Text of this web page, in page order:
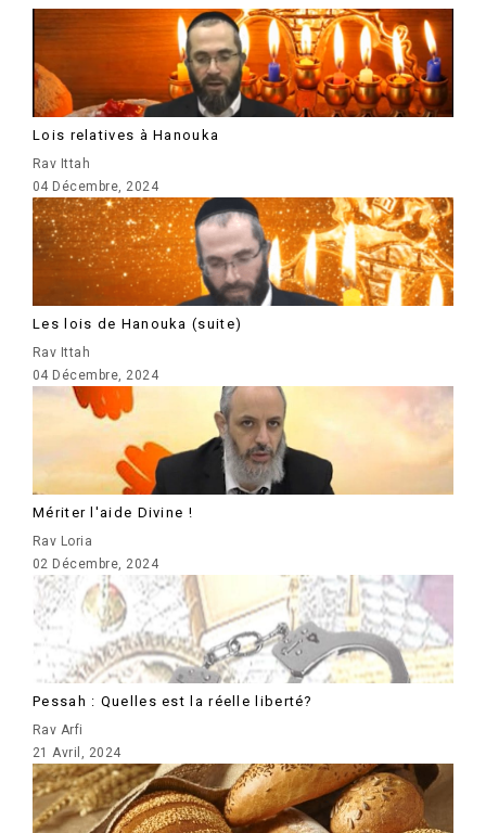
Lois relatives à Hanouka
Rav Ittah
04 Décembre, 2024
Les lois de Hanouka (suite)
Rav Ittah
04 Décembre, 2024
Mériter l'aide Divine !
Rav Loria
02 Décembre, 2024
Pessah : Quelles est la réelle liberté?
Rav Arfi
21 Avril, 2024